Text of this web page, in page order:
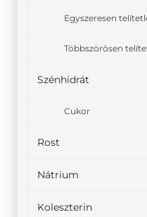
Egyszeresen
Többszörösen
Szénhidrát
Cukor
Rost
Nátrium
Koleszterin